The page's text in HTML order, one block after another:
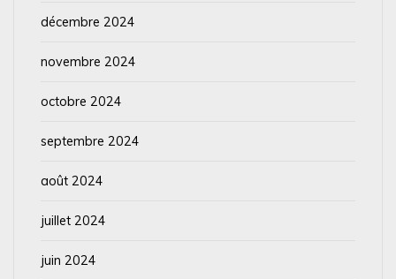
décembre 2024
novembre 2024
octobre 2024
septembre 2024
août 2024
juillet 2024
juin 2024